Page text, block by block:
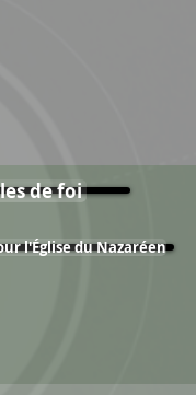
de foi
l'Église du Nazaréen